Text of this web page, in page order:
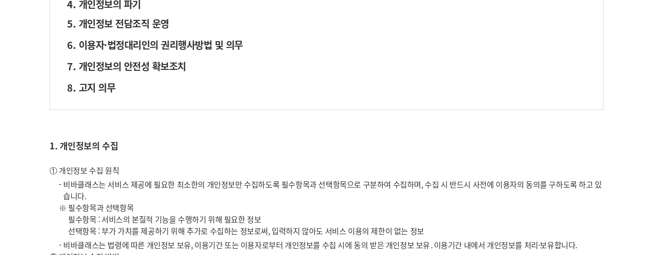
4. 개인정보의 파기
5. 개인정보 전담조직 운영
6. 이용자·법정대리인의 권리행사방법 및 의무
7. 개인정보의 안전성 확보조치
8. 고지 의무
1. 개인정보의 수집
① 개인정보 수집 원칙
- 비바클래스는 서비스 제공에 필요한 최소한의 개인정보만 수집하도록 필수항목과 선택항목으로 구분하여 수집하며, 수집 시 반드시 사전에 이용자의 동의를 구하도록 하고 있
습니다.
※ 필수항목과 선택항목
필수항목 : 서비스의 본질적 기능을 수행하기 위해 필요한 정보
선택항목 : 부가 가치를 제공하기 위해 추가로 수집하는 정보로써, 입력하지 않아도 서비스 이용의 제한이 없는 정보
- 비바클래스는 법령에 따른 개인정보 보유, 이용기간 또는 이용자로부터 개인정보를 수집 시에 동의 받은 개인정보 보유․이용기간 내에서 개인정보를 처리·보유합니다.